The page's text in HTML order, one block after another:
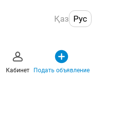
Қаз Рус
Кабинет Подать объявление